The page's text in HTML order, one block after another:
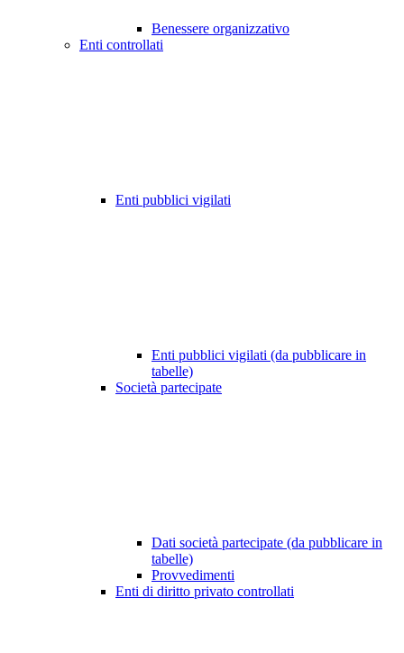
Benessere organizzativo
Enti controllati
Enti pubblici vigilati
Enti pubblici vigilati (da pubblicare in
tabelle)
Società partecipate
Dati società partecipate (da pubblicare in
tabelle)
Provvedimenti
Enti di diritto privato controllati